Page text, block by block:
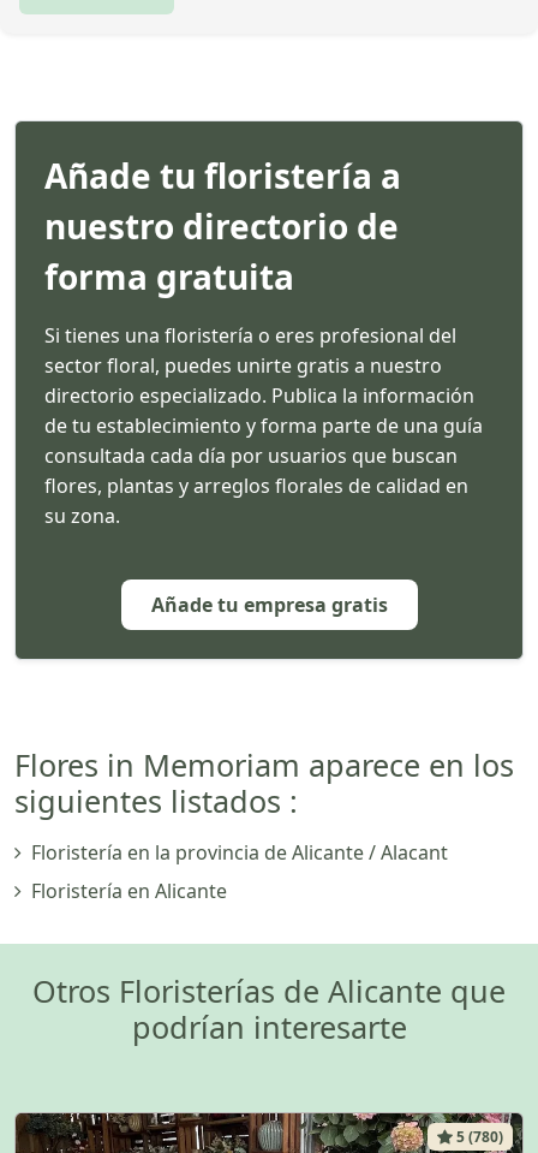
Añade tu floristería a
nuestro directorio de
forma gratuita
Si tienes una floristería o eres profesional del
sector floral, puedes unirte gratis a nuestro
directorio especializado. Publica la información
de tu establecimiento y forma parte de una guía
consultada cada día por usuarios que buscan
flores, plantas y arreglos florales de calidad en
su zona.
Añade tu empresa gratis
Flores in Memoriam aparece en los
siguientes listados :
Floristería en la provincia de Alicante / Alacant
Floristería en Alicante
Otros Floristerías de Alicante que
podrían interesarte
5 (780)